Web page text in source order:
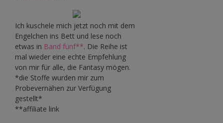
Ich kuschele mich jetzt noch mit dem
Engelchen ins Bett und lese noch
etwas in Band fünf**. Die Reihe ist
mal wieder eine echte Empfehlung
von mir für alle, die Fantasy mögen.
*die Stoffe wurden mir zum
Probevernähen zur Verfügung
gestellt*
**affiliate link